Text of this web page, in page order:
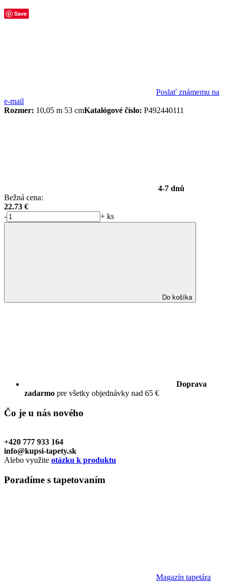
Save
Poslať známemu na
e-mail
Rozmer: 10,05 m 53 cmKatalógové číslo: P492440111
4-7 dnů
Bežná cena:
22.73 €
-
+ ks
Do košíka
Doprava
zadarmo pre všetky objednávky nad 65 €
Čo je u nás nového
+420 777 933 164
info@kupsi-tapety.sk
Alebo využite otázku k produktu
Poradíme s tapetovaním
Magazín tapetára